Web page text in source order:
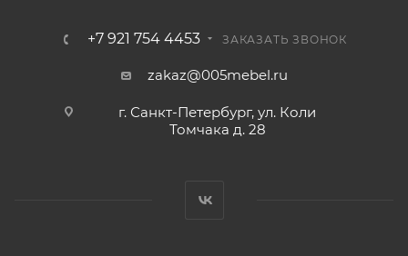
+7 921 754 4453 ЗАКАЗАТЬ ЗВОНОК
zakaz@005mebel.ru
г. Санкт-Петербург, ул. Коли
Томчака д. 28